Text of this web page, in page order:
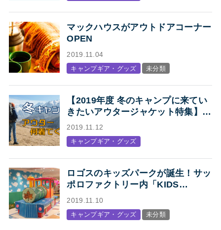
マックハウスがアウトドアコーナー
OPEN
2019.11.04
キャンプギア・グッズ 未分類
【2019年度 冬のキャンプに来てい
きたいアウタージャケット特集】キ
ャンプ・アウトドアにオススメの、
人気アウトドアブランド各社のジャ
ケットまとめ【Mens】
2019.11.12
キャンプギア・グッズ
ロゴスのキッズパークが誕生！サッ
ポロファクトリー内「KIDS
STATION produced by LOGOS」
オープン
2019.11.10
キャンプギア・グッズ 未分類